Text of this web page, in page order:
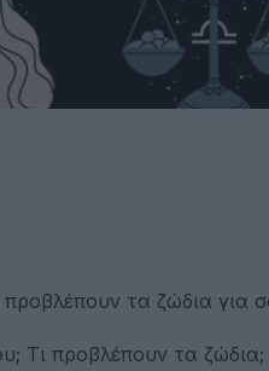
τα ζώδια για
Τι προβλέπουν τα ζώδια;